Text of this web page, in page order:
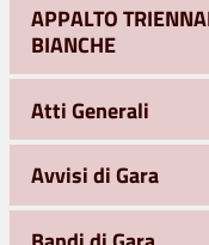
APPALTO
BIANCHE
Atti Generali
Avvisi di Gara